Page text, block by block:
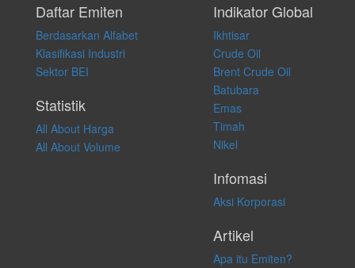
pribadi. Kami tidak memberi anjuran, saran, rekomendasi untuk
membeli, menjual atau melakukan aktivitas lain yang terkait dengan
transaksi perdagangan apapun, dan kami tidak bertanggung jawab
atas keputusan investasi yang dilakukan dalam kondisi dan situasi
apapun juga, yang diakibatkan secara langsung maupun tidak
langsung atas konten pada website ini.
Daftar Emiten
Berdasarkan Alfabet
Klasifikasi Industri
Sektor BEI
Statistik
All About Harga
All About Volume
Indikator Global
Ikhtisar
Crude Oil
Brent Crude Oil
Batubara
Emas
Timah
Nikel
Infomasi
Aksi Korporasi
Artikel
Apa itu Emiten?